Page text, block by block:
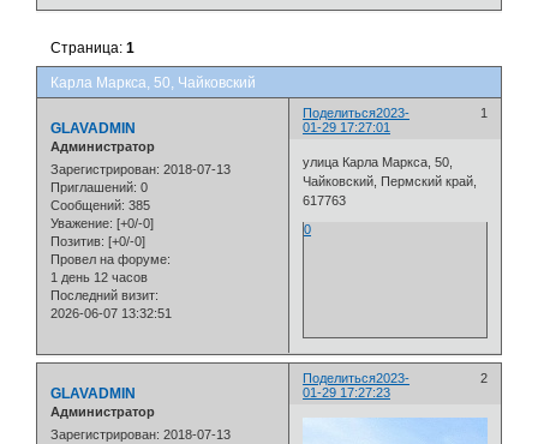
Карла Маркса, 50, Чайковский
Страница:1
Поделиться 1
2023-
01-29 17:27:01
GLAVADMIN
Администратор
Зарегистрирован: 2018-07-13
Приглашений: 0
Сообщений: 385
Уважение: [+0/-0]
Позитив: [+0/-0]
Провел на форуме:
1 день 12 часов
Последний визит:
2026-06-07 13:32:51
улица Карла Маркса, 50,
Чайковский, Пермский край,
617763
0
Поделиться 2
2023-
01-29 17:27:23
GLAVADMIN
Администратор
Зарегистрирован: 2018-07-13